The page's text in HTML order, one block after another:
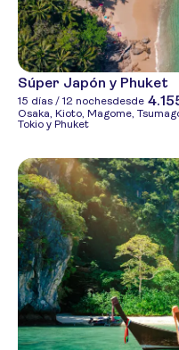
Súper Japón y Phuket
15 días / 12 nochesdesde
Osaka, Kioto, Magome,
Tokio y Phuket